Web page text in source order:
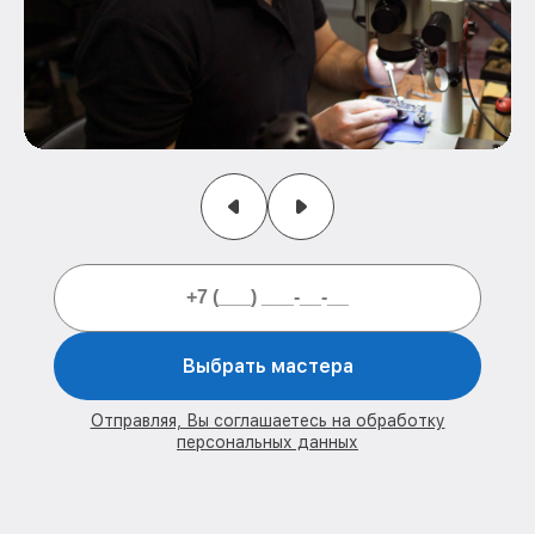
Выбрать мастера
Отправляя, Вы соглашаетесь на обработку
персональных данных